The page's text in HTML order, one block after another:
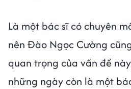
Là một bác sĩ có chuyên
nên Đào Ngọc Cường
quan trọng của vấn đề
những ngày còn là một